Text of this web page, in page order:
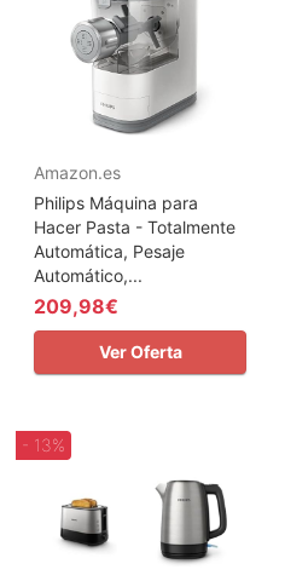
Amazon.es
Philips Máquina para
Hacer Pasta - Totalmente
Automática, Pesaje
Automático,...
209,98€
Ver Oferta
- 13%